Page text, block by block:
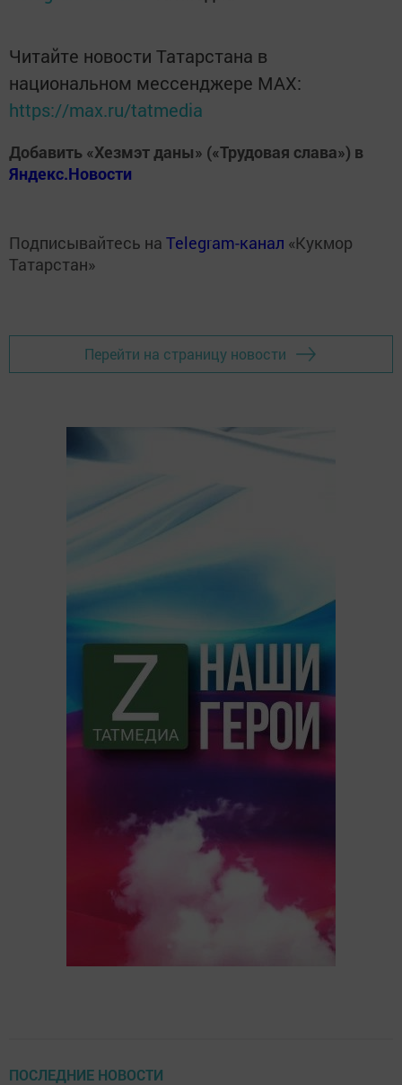
Читайте новости Татарстана в
национальном мессенджере MАХ:
https://max.ru/tatmedia
Добавить «Хезмэт даны» («Трудовая слава») в
Яндекс.Новости
Подписывайтесь на Telegram-канал «Кукмор
Татарстан»
Перейти на страницу новости
ПОСЛЕДНИЕ НОВОСТИ